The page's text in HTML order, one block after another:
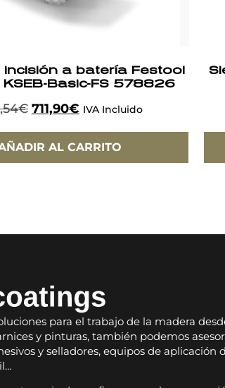
incisión a batería Festool
KSEB-Basic-FS 578826
€ 711,90€ IVA Incluido
AL CARRITO
para el trabajo de la madera
y pinturas, también podemos
y selladores, equipos de